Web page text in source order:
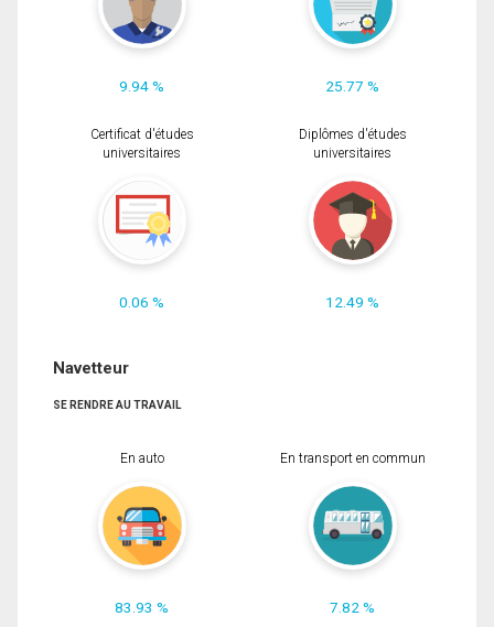
9.94 % 25.77 %
Certificat d'études
universitaires
0.06 %
Diplômes d'études
universitaires
12.49 %
Navetteur
SE RENDRE AU TRAVAIL
En auto
83.93 %
En transport en commun
7.82 %